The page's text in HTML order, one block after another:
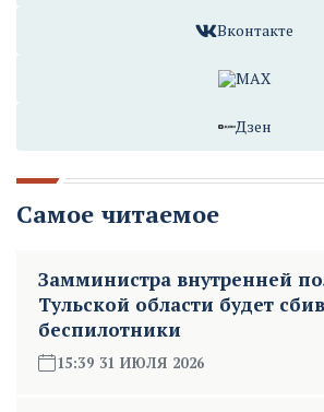
Вконтакте
MAX
Дзен
Самое читаемое
Замминистра внутренней
Тульской области будет
беспилотники
15:39 31 ИЮЛЯ 2026